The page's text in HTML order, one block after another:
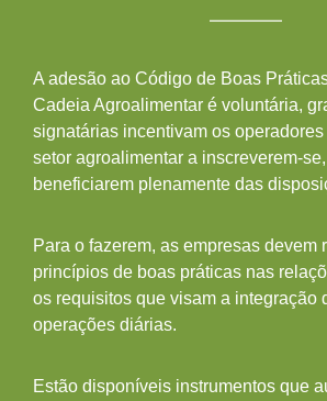
A adesão ao Código de Boas
Cadeia Agroalimentar é voluntária,
signatárias incentivam os
setor agroalimentar a inscreverem-
beneficiarem plenamente das
Para o fazerem, as empresas devem
princípios de boas práticas nas
os requisitos que visam a integração
operações diárias.
Estão disponíveis instrumentos que